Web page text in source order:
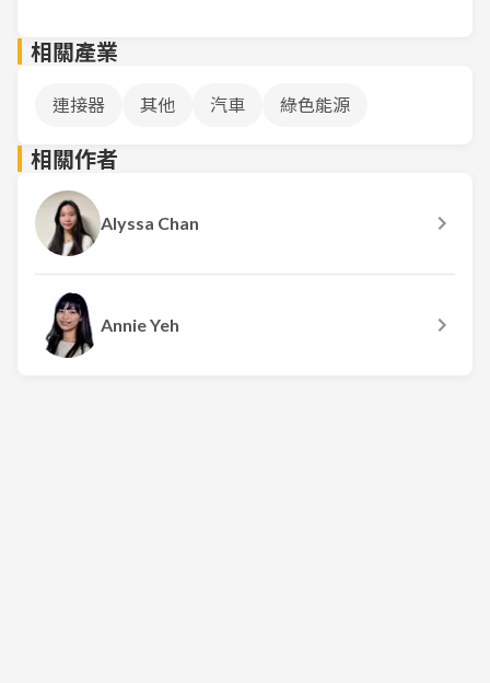
相關產業
連接器 其他 汽車 綠色能源
相關作者
Alyssa Chan
Annie Yeh